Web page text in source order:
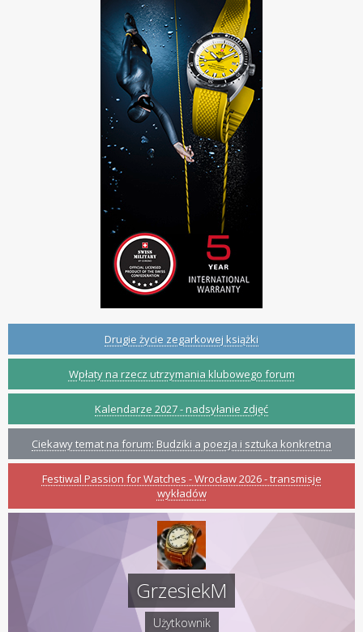
Drugie życie zegarkowej książki
Wpłaty na rzecz utrzymania klubowego forum
Kalendarze 2027 - nadsyłanie zdjęć
Ciekawy temat na forum: Budziki a poezja i sztuka konkretna
Festiwal Passion for Watches - Wrocław 2026 - transmisje
wykładów
GrzesiekM
Użytkownik